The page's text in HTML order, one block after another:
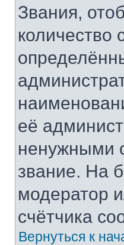
Звания,
её
ненужными
звание. На
модератор
счётчика
Вернуться к